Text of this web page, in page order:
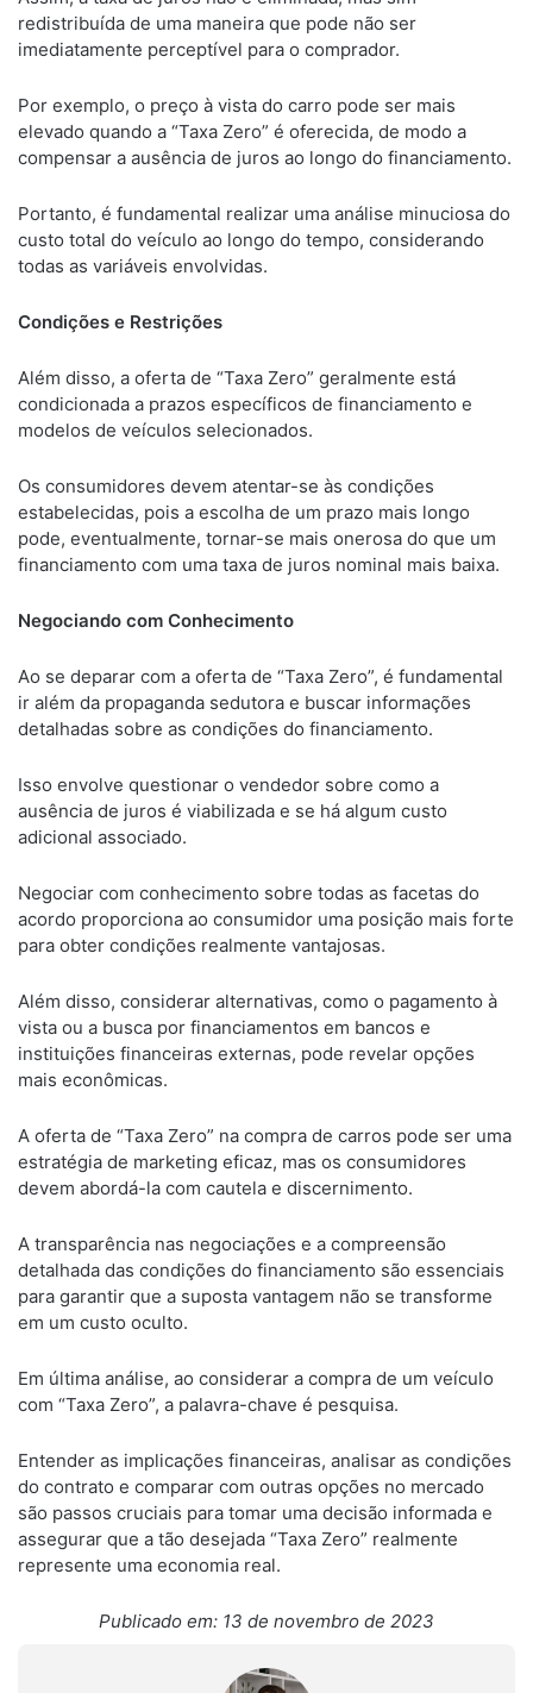
redistribuída de uma maneira que pode não ser
imediatamente perceptível para o comprador.
Por exemplo, o preço à vista do carro pode ser mais
elevado quando a “Taxa Zero” é oferecida, de modo a
compensar a ausência de juros ao longo do financiamento.
Portanto, é fundamental realizar uma análise minuciosa do
custo total do veículo ao longo do tempo, considerando
todas as variáveis envolvidas.
Condições e Restrições
Além disso, a oferta de “Taxa Zero” geralmente está
condicionada a prazos específicos de financiamento e
modelos de veículos selecionados.
Os consumidores devem atentar-se às condições
estabelecidas, pois a escolha de um prazo mais longo
pode, eventualmente, tornar-se mais onerosa do que um
financiamento com uma taxa de juros nominal mais baixa.
Negociando com Conhecimento
Ao se deparar com a oferta de “Taxa Zero”, é fundamental
ir além da propaganda sedutora e buscar informações
detalhadas sobre as condições do financiamento.
Isso envolve questionar o vendedor sobre como a
ausência de juros é viabilizada e se há algum custo
adicional associado.
Negociar com conhecimento sobre todas as facetas do
acordo proporciona ao consumidor uma posição mais forte
para obter condições realmente vantajosas.
Além disso, considerar alternativas, como o pagamento à
vista ou a busca por financiamentos em bancos e
instituições financeiras externas, pode revelar opções
mais econômicas.
A oferta de “Taxa Zero” na compra de carros pode ser uma
estratégia de marketing eficaz, mas os consumidores
devem abordá-la com cautela e discernimento.
A transparência nas negociações e a compreensão
detalhada das condições do financiamento são essenciais
para garantir que a suposta vantagem não se transforme
em um custo oculto.
Em última análise, ao considerar a compra de um veículo
com “Taxa Zero”, a palavra-chave é pesquisa.
Entender as implicações financeiras, analisar as condições
do contrato e comparar com outras opções no mercado
são passos cruciais para tomar uma decisão informada e
assegurar que a tão desejada “Taxa Zero” realmente
represente uma economia real.
Publicado em: 13 de novembro de 2023